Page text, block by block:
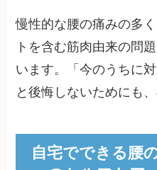
慢性的な腰の痛みの多
トを含む筋肉由来の問
います。「今のうちに
と後悔しないためにも
自宅でできる腰